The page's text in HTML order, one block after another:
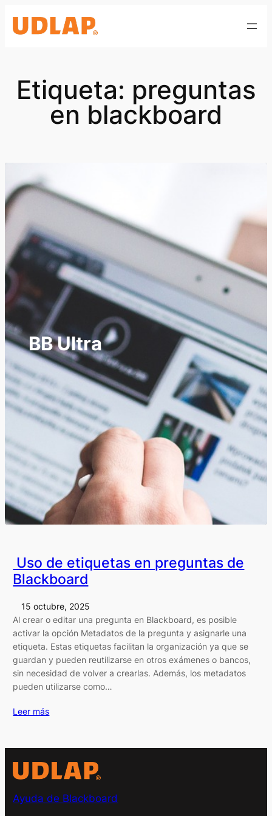
Etiqueta: preguntas
en blackboard
BB Ultra
Uso de etiquetas en preguntas de
Blackboard
15 octubre, 2025
Al crear o editar una pregunta en Blackboard, es posible
activar la opción Metadatos de la pregunta y asignarle una
etiqueta. Estas etiquetas facilitan la organización ya que se
guardan y pueden reutilizarse en otros exámenes o bancos,
sin necesidad de volver a crearlas. Además, los metadatos
pueden utilizarse como…
Leer más
Ayuda de Blackboard